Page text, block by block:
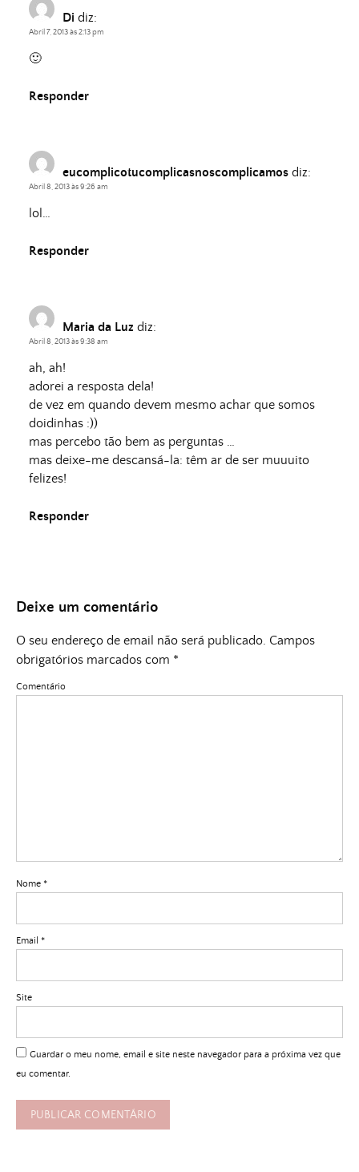
Di diz:
Abril 7, 2013 às 2:13 pm
🙂
Responder
eucomplicotucomplicasnoscomplicamos diz:
Abril 8, 2013 às 9:26 am
lol…
Responder
Maria da Luz diz:
Abril 8, 2013 às 9:38 am
ah, ah!
adorei a resposta dela!
de vez em quando devem mesmo achar que somos
doidinhas :))
mas percebo tão bem as perguntas …
mas deixe-me descansá-la: têm ar de ser muuuito
felizes!
Responder
Deixe um comentário
O seu endereço de email não será publicado. Campos
obrigatórios marcados com *
Comentário
Nome *
Email *
Site
Guardar o meu nome, email e site neste navegador para a próxima vez que
eu comentar.